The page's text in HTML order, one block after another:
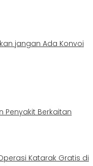
jangan Ada Konvoi
Penyakit Berkaitan
Katarak Gratis di